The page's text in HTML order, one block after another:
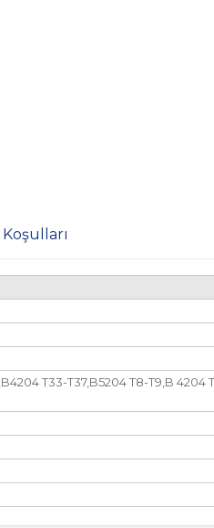
T33-T37,B5204 T8-T9,B 4204